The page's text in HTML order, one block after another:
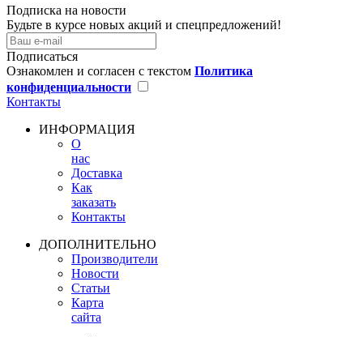
Подписка на новости
Будьте в курсе новых акций и спецпредложений!
Подписаться
Ознакомлен и согласен с текстом Политика
конфиденциальности
Контакты
ИНФОРМАЦИЯ
О
нас
Доставка
Как
заказать
Контакты
ДОПОЛНИТЕЛЬНО
Производители
Новости
Статьи
Карта
сайта